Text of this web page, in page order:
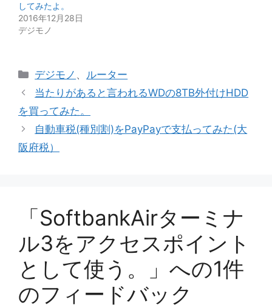
してみたよ。
2016年12月28日
デジモノ
カ
テ
リ
ー
デジモノ 、 ルーター
当たりがあると言われるWDの8TB外付けHDD
を買ってみた。
自動車税(種別割)をPayPayで支払ってみた(大
阪府税）
「SoftbankAirターミナ
ル3をアクセスポイント
として使う。」への1件
のフィードバック